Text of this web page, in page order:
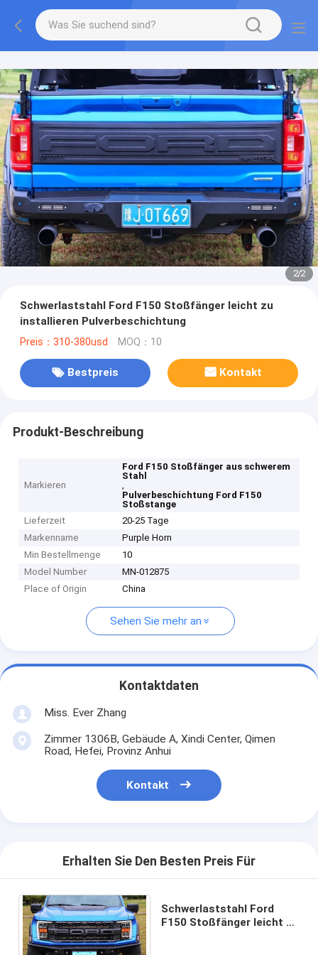
2/2
Schwerlaststahl Ford F150 Stoßfänger leicht zu
installieren Pulverbeschichtung
Preis：310-380usd MOQ：10
Bestpreis Kontakt
Produkt-Beschreibung
Markieren
Ford F150 Stoßfänger aus schwerem
Stahl
,
Pulverbeschichtung Ford F150
Stoßstange
Lieferzeit
20-25 Tage
Markenname
Purple Horn
Min Bestellmenge
10
Model Number
MN-012875
Place of Origin
China
Sehen Sie mehr an
Kontaktdaten
Miss. Ever Zhang
Zimmer 1306B, Gebäude A, Xindi Center, Qimen
Road, Hefei, Provinz Anhui
Kontakt
Erhalten Sie Den Besten Preis Für
Schwerlaststahl Ford
F150 Stoßfänger leicht zu